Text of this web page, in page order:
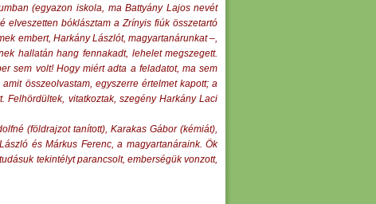
(egyazon iskola, ma Battyány Lajos nevét
elveszetten bóklásztam a Zrínyis fiúk összetartó
embert, Harkány Lászlót, magyartanárunkat –,
hallatán hang fennakadt, lehelet megszegett.
sem volt! Hogy miért adta a feladatot, ma sem
összeolvastam, egyszerre értelmet kapott; a
Felhördültek, vitatkoztak, szegény Harkány Laci
(földrajzot tanított), Karakas Gábor (kémiát),
és Márkus Ferenc, a magyartanáraink. Ök
tekintélyt parancsolt, emberségük vonzott,